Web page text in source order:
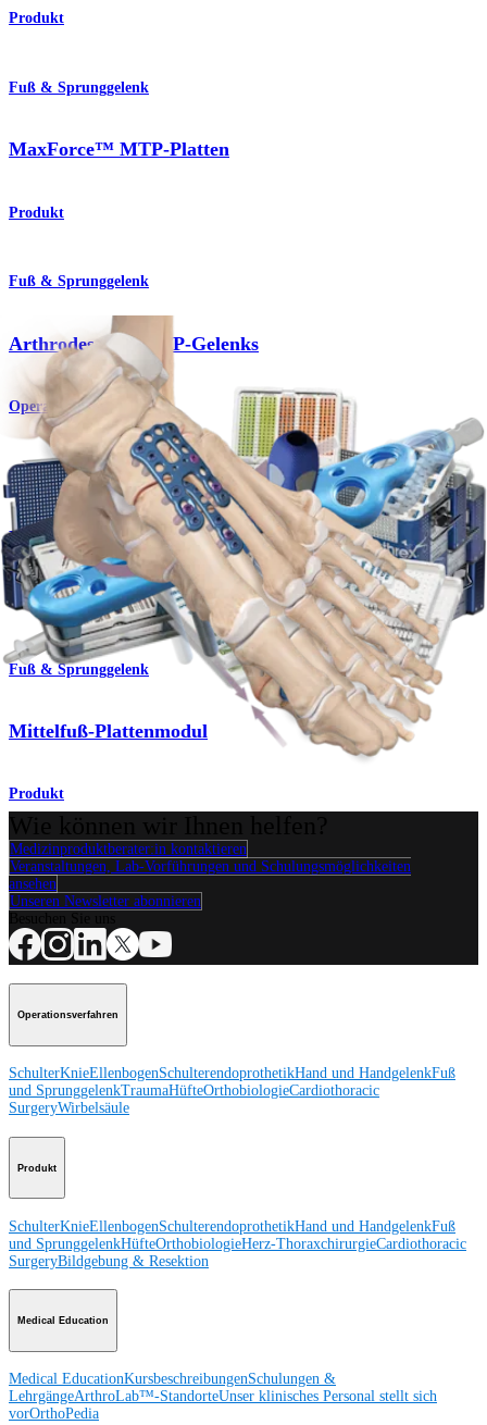
Produkt
Fuß & Sprunggelenk
MaxForce™ MTP-Platten
Produkt
Fuß & Sprunggelenk
Arthrodese des MTP-Gelenks
Operationsverfahren
Fuß & Sprunggelenk
Lisfranc-Arthrodese
Operationsverfahren
Fuß & Sprunggelenk
Mittelfuß-Plattenmodul
Produkt
Medizinproduktberater:in kontaktieren
Veranstaltungen, Lab-Vorführungen und Schulungsmöglichkeiten
ansehen
Unseren Newsletter abonnieren
Operationsverfahren
SchulterKnieEllenbogenSchulterendoprothetikHand und HandgelenkFuß
und SprunggelenkTraumaHüfteOrthobiologieCardiothoracic
SurgeryWirbelsäule
Produkt
SchulterKnieEllenbogenSchulterendoprothetikHand und HandgelenkFuß
und SprunggelenkHüfteOrthobiologieHerz-ThoraxchirurgieCardiothoracic
SurgeryBildgebung & Resektion
Medical Education
Medical EducationKursbeschreibungenSchulungen &
LehrgängeArthroLab™-StandorteUnser klinisches Personal stellt sich
vorOrthoPedia